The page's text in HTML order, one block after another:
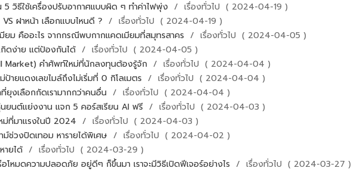
5 วิธีใช้เครื่องปรับอากาศแบบผิด ๆ ทำค่าไฟพุ่ง / เรื่องทั่วไป ( 2024-04-19 )
ฝาหน้า เลือกแบบไหนดี ? / เรื่องทั่วไป ( 2024-04-19 )
ยม คืออะไร จากกรณีพบกากแคดเมียมที่สมุทรสาคร / เรื่องทั่วไป ( 2024-04-05 )
กิดง่าย แต่ป้องกันได้ / เรื่องทั่วไป ( 2024-04-05 )
Market) คำศัพท์ใหม่ที่นักลงทุนต้องรู้จัก / เรื่องทั่วไป ( 2024-04-04 )
ป้ายแดงเลขไมล์ถึงไม่เริ่มที่ 0 กิโลเมตร / เรื่องทั่วไป ( 2024-04-04 )
ยุงเลือกกัดเรามากกว่าคนอื่น / เรื่องทั่วไป ( 2024-04-04 )
ยนต์แย่งงาน แจก 5 คอร์สเรียน AI ฟรี / เรื่องทั่วไป ( 2024-04-03 )
ม่ที่มาแรงในปี 2024 / เรื่องทั่วไป ( 2024-04-03 )
ม์ช่วงปิดเทอม หารายได้พิเศษ / เรื่องทั่วไป ( 2024-04-02 )
ายได้ / เรื่องทั่วไป ( 2024-03-29 )
โหมดความปลอดภัย อยู่ดีๆ ก็ขึ้นมา เราจะมีวิธีเปิดฟีเจอร์อย่างไร / เรื่องทั่วไป ( 2024-03-27 )